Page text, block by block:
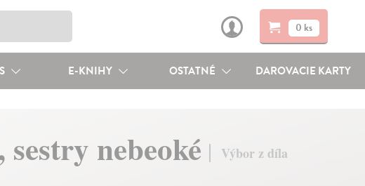
0 ks
E-KNIHY OSTATNÉ DAROVACIE KARTY
nebeoké
Výbor z díla